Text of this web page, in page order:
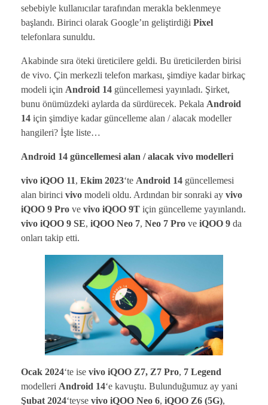
sebebiyle kullanıcılar tarafından merakla beklenmeye
başlandı. Birinci olarak Google’ın geliştirdiği Pixel
telefonlara sunuldu.
Akabinde sıra öteki üreticilere geldi. Bu üreticilerden birisi
de vivo. Çin merkezli telefon markası, şimdiye kadar birkaç
modeli için Android 14 güncellemesi yayınladı. Şirket,
bunu önümüzdeki aylarda da sürdürecek. Pekala Android
14 için şimdiye kadar güncelleme alan / alacak modeller
hangileri? İşte liste…
Android 14 güncellemesi alan / alacak vivo modelleri
vivo iQOO 11, Ekim 2023‘te Android 14 güncellemesi
alan birinci vivo modeli oldu. Ardından bir sonraki ay vivo
iQOO 9 Pro ve vivo iQOO 9T için güncelleme yayınlandı.
vivo iQOO 9 SE, iQOO Neo 7, Neo 7 Pro ve iQOO 9 da
onları takip etti.
Ocak 2024‘te ise vivo iQOO Z7, Z7 Pro, 7 Legend
modelleri Android 14‘e kavuştu. Bulunduğumuz ay yani
Şubat 2024‘teyse vivo iQOO Neo 6, iQOO Z6 (5G),